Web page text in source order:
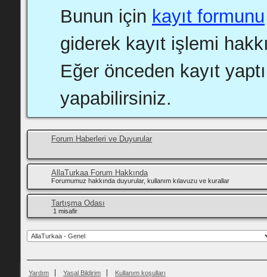
Bunun için kayıt formunu
giderek kayıt işlemi
Eğer önceden kayıt
yapabilirsiniz.
Forum Haberleri ve Duyurular
AllaTurkaa Forum Hakkında
Forumumuz hakkında duyurular, kullanım kılavuzu ve kurallar
Tartışma Odası
1 misafir
Yardım Yasal Bildirim Kullanım koşulları